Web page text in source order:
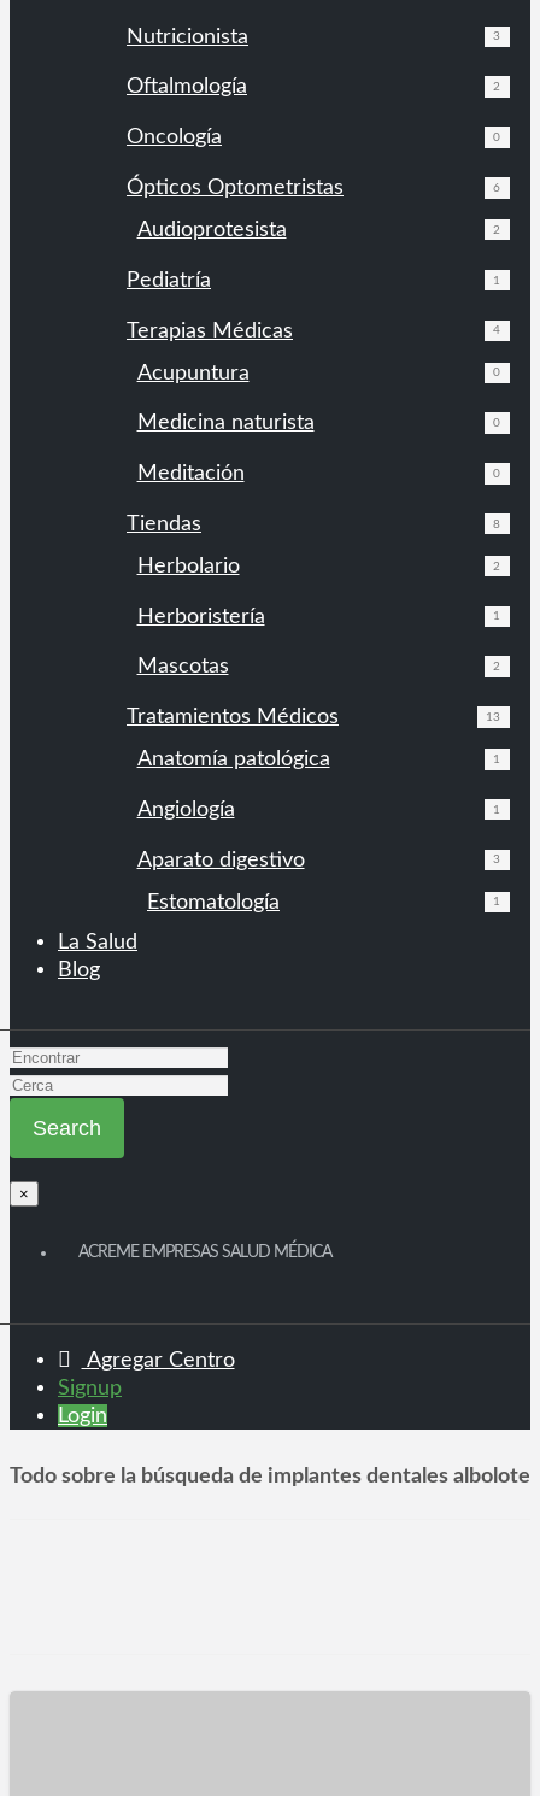
Nutricionista 3
Oftalmología 2
Oncología 0
Ópticos Optometristas 6
Audioprotesista 2
Pediatría 1
Terapias Médicas 4
Acupuntura 0
Medicina naturista 0
Meditación 0
Tiendas 8
Herbolario 2
Herboristería 1
Mascotas 2
Tratamientos Médicos 13
Anatomía patológica 1
Angiología 1
Aparato digestivo 3
Estomatología 1
La Salud
Blog
×
ACREME EMPRESAS SALUD MÉDICA
Agregar Centro
Signup
Login
Todo sobre la búsqueda de implantes dentales albolote